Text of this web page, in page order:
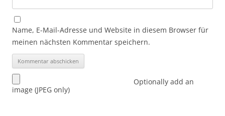
Name, E-Mail-Adresse und Website in diesem Browser für
meinen nächsten Kommentar speichern.
Optionally add an
image (JPEG only)